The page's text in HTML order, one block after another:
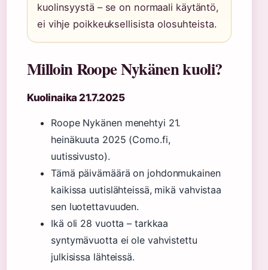
kuolinsyystä – se on normaali käytäntö,
ei vihje poikkeuksellisista olosuhteista.
Milloin Roope Nykänen kuoli?
Kuolinaika 21.7.2025
Roope Nykänen menehtyi 21.
heinäkuuta 2025 (Como.fi,
uutissivusto).
Tämä päivämäärä on johdonmukainen
kaikissa uutislähteissä, mikä vahvistaa
sen luotettavuuden.
Ikä oli 28 vuotta – tarkkaa
syntymävuotta ei ole vahvistettu
julkisissa lähteissä.